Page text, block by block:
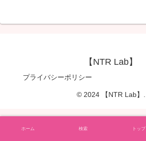
【NTR Lab】
プライバシーポリシー
© 2024 【NTR Lab】.
ホーム 検索 トップ